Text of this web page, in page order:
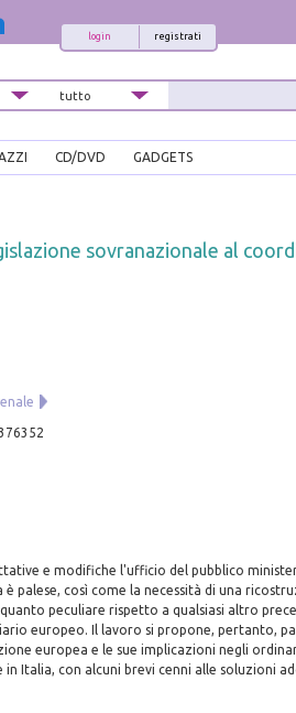
registrati
login
CD/DVD GADGETS
sovranazionale al
e modifiche l'ufficio del pubblico
palese, così come la necessità di una
peculiare rispetto a qualsiasi altro
europeo. Il lavoro si propone, pertanto,
europea e le sue implicazioni negli
Italia, con alcuni brevi cenni alle soluzioni